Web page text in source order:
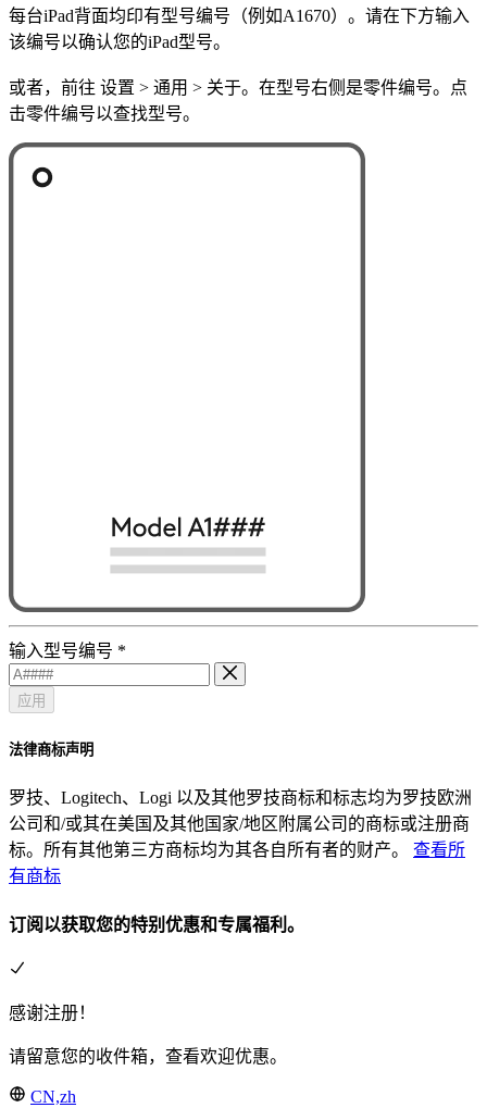
每台iPad背面均印有型号编号（例如A1670）。请在下方输入
该编号以确认您的iPad型号。
或者，前往 设置 > 通用 > 关于。在型号右侧是零件编号。点
击零件编号以查找型号。
输入型号编号 *
应用
法律商标声明
罗技、Logitech、Logi 以及其他罗技商标和标志均为罗技欧洲
公司和/或其在美国及其他国家/地区附属公司的商标或注册商
标。所有其他第三方商标均为其各自所有者的财产。 查看所
有商标
订阅以获取您的特别优惠和专属福利。
感谢注册！
请留意您的收件箱，查看欢迎优惠。
CN,zh